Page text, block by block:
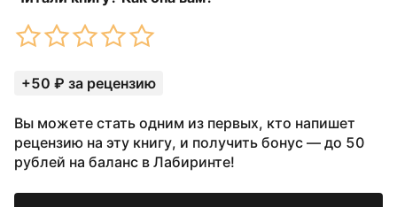
+50 ₽ за рецензию
Вы можете стать одним из первых, кто напишет
рецензию на эту книгу, и получить бонус — до 50
рублей на баланс в Лабиринте!